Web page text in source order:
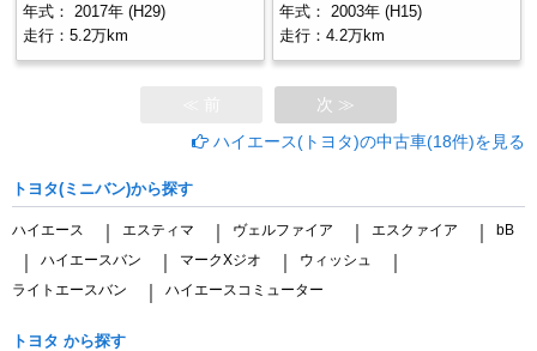
年式：
2017年 (H29)
走行： 5.2万km
年式：
2003年 (H15)
走行： 4.2万km
次 ≫
ハイエース(トヨタ)の中古車(18件)を見る
トヨタ(ミニバン)から探す
ハイエース エスティマ ヴェルファイア エスクァイア bB
ハイエースバン マークXジオ ウィッシュ
ライトエースバン ハイエースコミューター
トヨタ から探す